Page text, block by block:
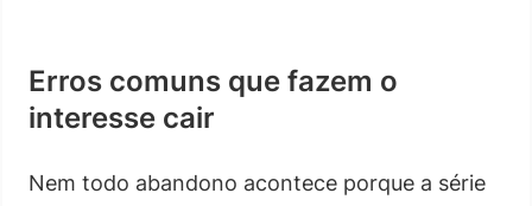
Erros comuns que fazem o
interesse cair
Nem todo abandono acontece porque a série